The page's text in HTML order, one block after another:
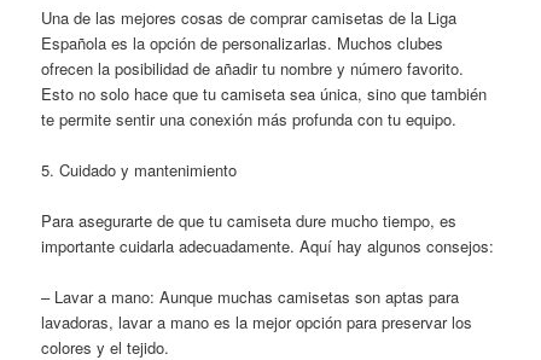
Una de las mejores cosas de comprar camisetas de la Liga
Española es la opción de personalizarlas. Muchos clubes
ofrecen la posibilidad de añadir tu nombre y número favorito.
Esto no solo hace que tu camiseta sea única, sino que también
te permite sentir una conexión más profunda con tu equipo.
5. Cuidado y mantenimiento
Para asegurarte de que tu camiseta dure mucho tiempo, es
importante cuidarla adecuadamente. Aquí hay algunos consejos:
– Lavar a mano: Aunque muchas camisetas son aptas para
lavadoras, lavar a mano es la mejor opción para preservar los
colores y el tejido.